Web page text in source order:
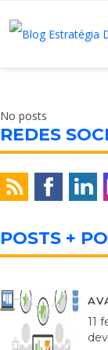
No posts
REDES
POSTS +
11